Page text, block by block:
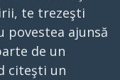
te trezeşti
povestea ajunsă
de un
citeşti un